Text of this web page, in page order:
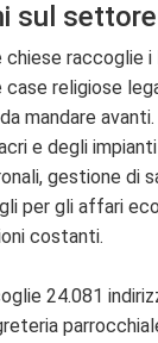
sul
raccoglie
case religiose
mandare
e degli
gestione di
per gli affari
costanti.
24.081